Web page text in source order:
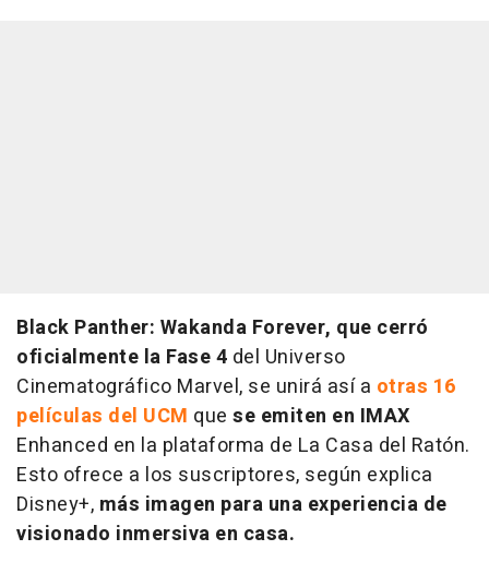
Black Panther: Wakanda Forever, que cerró
oficialmente la Fase 4 del Universo
Cinematográfico Marvel, se unirá así a otras 16
películas del UCM que se emiten en IMAX
Enhanced en la plataforma de La Casa del Ratón.
Esto ofrece a los suscriptores, según explica
Disney+, más imagen para una experiencia de
visionado inmersiva en casa.